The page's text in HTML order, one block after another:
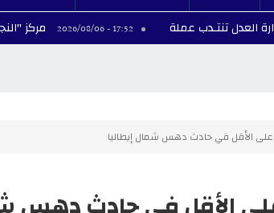
عملة 17:52 - 2026/08/06 مركز "النجمة الزهراء"
الأقل في حادث دهس شمال إيطاليا